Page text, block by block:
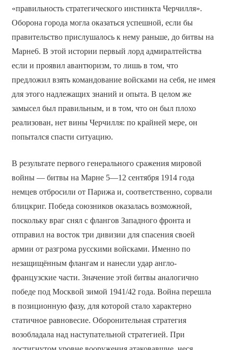
«правильность стратегического инстинкта Черчилля».
Оборона города могла оказаться успешной, если бы
правительство прислушалось к нему раньше, до битвы на
Марне6. В этой истории первый лорд адмиралтейства
если и проявил авантюризм, то лишь в том, что
предложил взять командование войсками на себя, не имея
для этого надлежащих знаний и опыта. В целом же
замысел был правильным, и в том, что он был плохо
реализован, нет вины Черчилля: по крайней мере, он
попытался спасти ситуацию.
В результате первого генерального сражения мировой
войны — битвы на Марне 5—12 сентября 1914 года
немцев отбросили от Парижа и, соответственно, сорвали
блицкриг. Победа союзников оказалась возможной,
поскольку враг снял с флангов Западного фронта и
отправил на восток три дивизии для спасения своей
армии от разгрома русскими войсками. Именно по
незащищённым флангам и нанесли удар англо-
французские части. Значение этой битвы аналогично
победе под Москвой зимой 1941/42 года. Война перешла
в позиционную фазу, для которой стало характерно
статичное равновесие. Оборонительная стратегия
возобладала над наступательной стратегией. При